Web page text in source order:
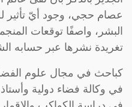
عصام حجي، وجود أيّ تأثير
البشر، واصفًا توقعات
تغريدة نشرها عبر حسابه
كباحث في مجال علوم